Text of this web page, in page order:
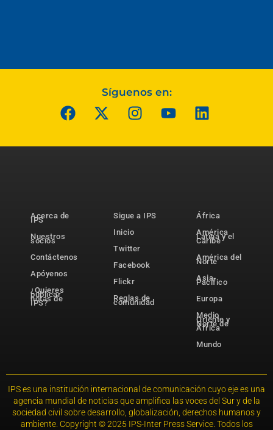
Síguenos en:
Acerca de
IPS
Nuestros
socios
Contáctenos
Apóyenos
¿Quieres
publicar
notas de
IPS?
Sigue a IPS
Inicio
Twitter
Facebook
Flickr
Reglas de
comunidad
África
América
Latina y el
Caribe
América del
Norte
Asia-
Pacífico
Europa
Medio
Oriente y
Norte de
África
Mundo
IPS es una institución internacional de comunicación cuyo eje es una
agencia mundial de noticias que amplifica las voces del Sur y de la
sociedad civil sobre desarrollo, globalización, derechos humanos y
ambiente. Copyright © 2025 IPS-Inter Press Service. Todos los